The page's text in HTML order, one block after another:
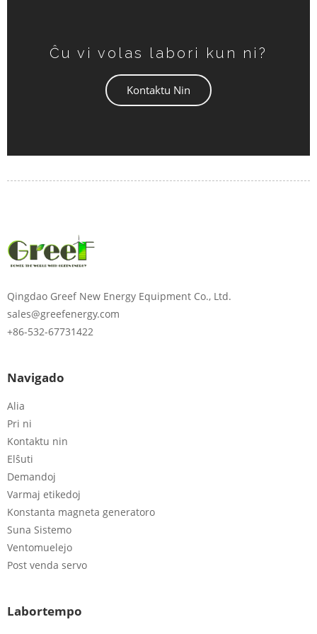
Ĉu vi volas labori kun ni?
Kontaktu Nin
Qingdao Greef New Energy Equipment Co., Ltd.
sales@greefenergy.com
+86-532-67731422
Navigado
Alia
Pri ni
Kontaktu nin
Elŝuti
Demandoj
Varmaj etikedoj
Konstanta magneta generatoro
Suna Sistemo
Ventomuelejo
Post venda servo
Labortempo